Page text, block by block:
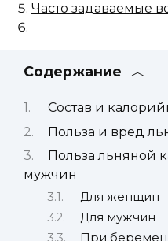
Часто задаваемые
Содержание
Состав и
Польза и вред
Польза льняной
мужчин
Для женщин
Для мужчин
При